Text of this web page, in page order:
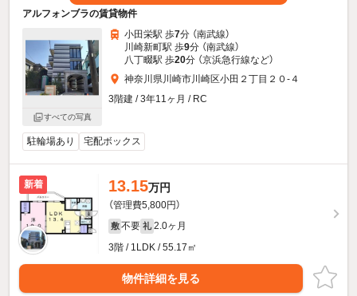
アルフォンブラの賃貸物件
すべての写真
小田栄駅 歩7分 （南武線）
川崎新町駅 歩9分 （南武線）
八丁畷駅 歩20分 （京浜急行線など）
神奈川県川崎市川崎区小田２丁目２０-４
3階建 / 3年11ヶ月 / RC
駐輪場あり 宅配ボックス
新着 13.15万円
（管理費5,800円）
敷 不要 礼 2.0ヶ月
3階 / 1LDK / 55.17㎡
物件詳細を見る